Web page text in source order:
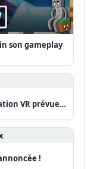
son gameplay
VR prévue…
!